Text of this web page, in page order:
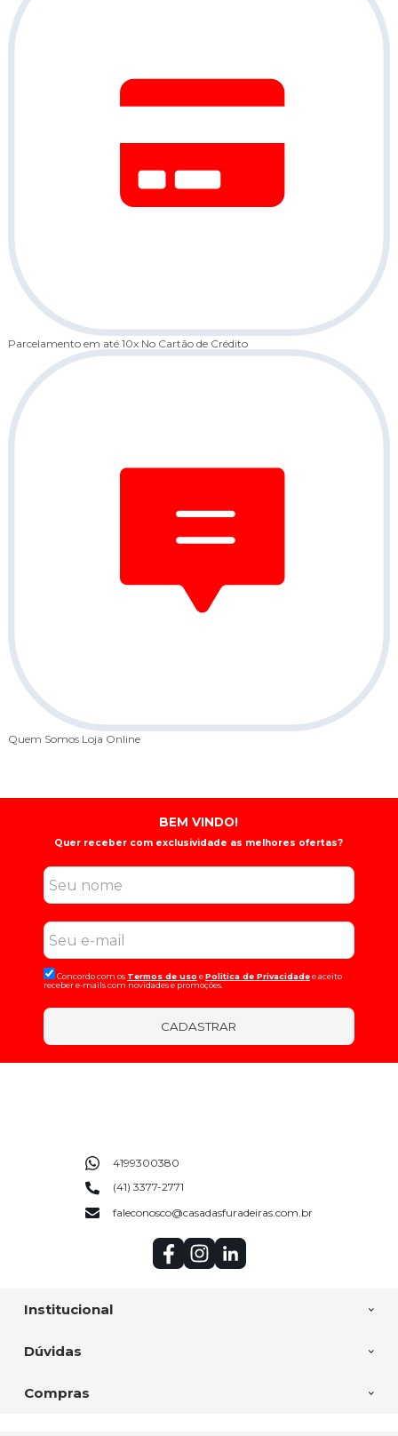
Parcelamento em até 10x No Cartão de Crédito
Quem Somos Loja Online
BEM VINDO!
Quer receber com exclusividade as melhores ofertas?
Concordo com os Termos de uso ePolitica de Privacidadee aceito
receber e-mails com novidades e promoções.
CADASTRAR
Institucional
Dúvidas
Compras
4199300380
(41) 3377-2771
faleconosco@casadasfuradeiras.com.br